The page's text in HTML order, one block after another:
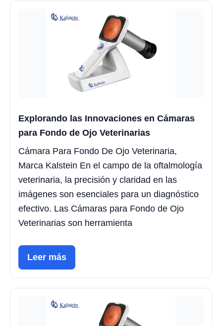
Explorando las Innovaciones en Cámaras
para Fondo de Ojo Veterinarias
Cámara Para Fondo De Ojo Veterinaria,
Marca Kalstein En el campo de la oftalmología
veterinaria, la precisión y claridad en las
imágenes son esenciales para un diagnóstico
efectivo. Las Cámaras para Fondo de Ojo
Veterinarias son herramienta
Leer más